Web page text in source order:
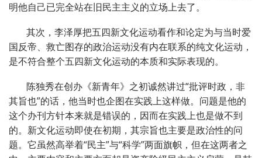
明他自己已完全站在旧民主主义的立场上去了。
其次，李泽厚把五四新文化运动看作和论定为与当时爱
国反帝、救亡图存的政治运动没有内在联系的纯文化运动，
是不符合整个五四新文化运动的本质和实际表现的。
陈独秀在创办《新青年》之初诚然讲过“批评时政，非
其旨也”的话，他当时也企图在实践上这样做。问题是他的
这个办刊方针本来就是错误的，因而在实践上也是做不到
的。新文化运动即使在初期，其宗旨也主要是政治性的问
题。它虽然高举着“民主”与“科学”两面旗帜，但在这两者之